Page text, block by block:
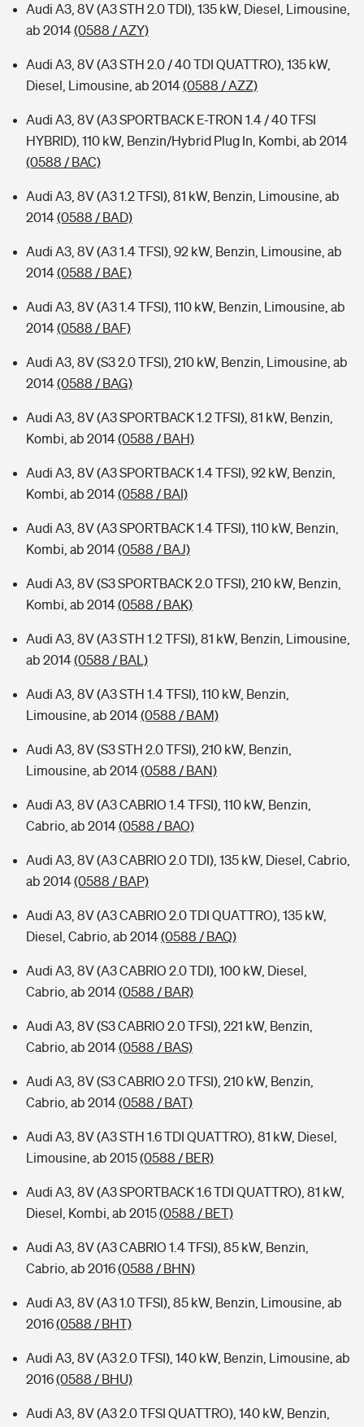
Audi A3, 8V (A3 STH 2.0 TDI), 135 kW, Diesel, Limousine,
ab 2014(0588 / AZY)
Audi A3, 8V (A3 STH 2.0 / 40 TDI QUATTRO), 135 kW,
Diesel, Limousine, ab 2014(0588 / AZZ)
Audi A3, 8V (A3 SPORTBACK E-TRON 1.4 / 40 TFSI
HYBRID), 110 kW, Benzin/Hybrid Plug In, Kombi, ab 2014
(0588 / BAC)
Audi A3, 8V (A3 1.2 TFSI), 81 kW, Benzin, Limousine, ab
2014(0588 / BAD)
Audi A3, 8V (A3 1.4 TFSI), 92 kW, Benzin, Limousine, ab
2014(0588 / BAE)
Audi A3, 8V (A3 1.4 TFSI), 110 kW, Benzin, Limousine, ab
2014(0588 / BAF)
Audi A3, 8V (S3 2.0 TFSI), 210 kW, Benzin, Limousine, ab
2014(0588 / BAG)
Audi A3, 8V (A3 SPORTBACK 1.2 TFSI), 81 kW, Benzin,
Kombi, ab 2014(0588 / BAH)
Audi A3, 8V (A3 SPORTBACK 1.4 TFSI), 92 kW, Benzin,
Kombi, ab 2014(0588 / BAI)
Audi A3, 8V (A3 SPORTBACK 1.4 TFSI), 110 kW, Benzin,
Kombi, ab 2014(0588 / BAJ)
Audi A3, 8V (S3 SPORTBACK 2.0 TFSI), 210 kW, Benzin,
Kombi, ab 2014(0588 / BAK)
Audi A3, 8V (A3 STH 1.2 TFSI), 81 kW, Benzin, Limousine,
ab 2014(0588 / BAL)
Audi A3, 8V (A3 STH 1.4 TFSI), 110 kW, Benzin,
Limousine, ab 2014(0588 / BAM)
Audi A3, 8V (S3 STH 2.0 TFSI), 210 kW, Benzin,
Limousine, ab 2014(0588 / BAN)
Audi A3, 8V (A3 CABRIO 1.4 TFSI), 110 kW, Benzin,
Cabrio, ab 2014(0588 / BAO)
Audi A3, 8V (A3 CABRIO 2.0 TDI), 135 kW, Diesel, Cabrio,
ab 2014(0588 / BAP)
Audi A3, 8V (A3 CABRIO 2.0 TDI QUATTRO), 135 kW,
Diesel, Cabrio, ab 2014(0588 / BAQ)
Audi A3, 8V (A3 CABRIO 2.0 TDI), 100 kW, Diesel,
Cabrio, ab 2014(0588 / BAR)
Audi A3, 8V (S3 CABRIO 2.0 TFSI), 221 kW, Benzin,
Cabrio, ab 2014(0588 / BAS)
Audi A3, 8V (S3 CABRIO 2.0 TFSI), 210 kW, Benzin,
Cabrio, ab 2014(0588 / BAT)
Audi A3, 8V (A3 STH 1.6 TDI QUATTRO), 81 kW, Diesel,
Limousine, ab 2015(0588 / BER)
Audi A3, 8V (A3 SPORTBACK 1.6 TDI QUATTRO), 81 kW,
Diesel, Kombi, ab 2015(0588 / BET)
Audi A3, 8V (A3 CABRIO 1.4 TFSI), 85 kW, Benzin,
Cabrio, ab 2016(0588 / BHN)
Audi A3, 8V (A3 1.0 TFSI), 85 kW, Benzin, Limousine, ab
2016(0588 / BHT)
Audi A3, 8V (A3 2.0 TFSI), 140 kW, Benzin, Limousine, ab
2016(0588 / BHU)
Audi A3, 8V (A3 2.0 TFSI QUATTRO), 140 kW, Benzin,